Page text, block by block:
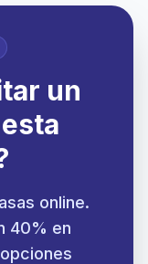
un
online.
40% en